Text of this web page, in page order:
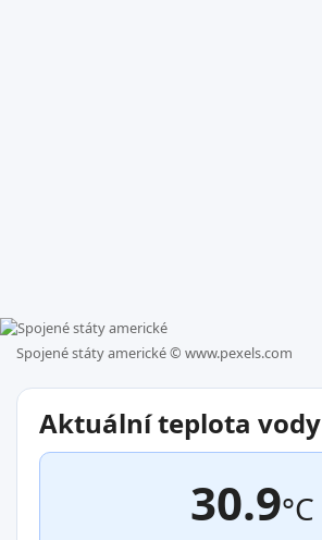
Spojené státy americké © www.pexels.com
Aktuální teplota vody
30.9°C